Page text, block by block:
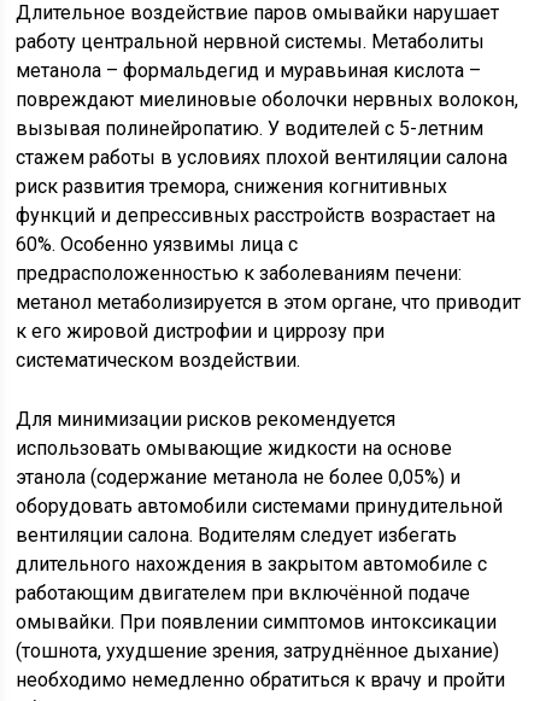
Длительное воздействие паров омывайки нарушает
работу центральной нервной системы. Метаболиты
метанола – формальдегид и муравьиная кислота –
повреждают миелиновые оболочки нервных волокон,
вызывая полинейропатию. У водителей с 5-летним
стажем работы в условиях плохой вентиляции салона
риск развития тремора, снижения когнитивных
функций и депрессивных расстройств возрастает на
60%. Особенно уязвимы лица с
предрасположенностью к заболеваниям печени:
метанол метаболизируется в этом органе, что приводит
к его жировой дистрофии и циррозу при
систематическом воздействии.
Для минимизации рисков рекомендуется
использовать омывающие жидкости на основе
этанола (содержание метанола не более 0,05%) и
оборудовать автомобили системами принудительной
вентиляции салона. Водителям следует избегать
длительного нахождения в закрытом автомобиле с
работающим двигателем при включённой подаче
омывайки. При появлении симптомов интоксикации
(тошнота, ухудшение зрения, затруднённое дыхание)
необходимо немедленно обратиться к врачу и пройти